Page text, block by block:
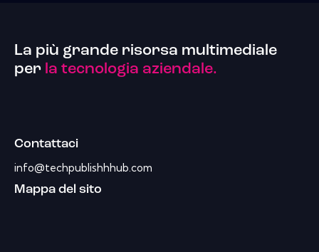
La più grande risorsa multimediale
per la tecnologia aziendale.
Contattaci
info@techpublishhhub.com
Mappa del sito